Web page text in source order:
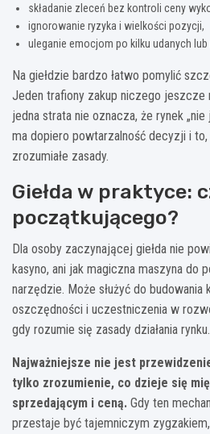
składanie zleceń bez kontroli ceny
ignorowanie ryzyka i wielkości pozycji,
uleganie emocjom po kilku udanych
Na giełdzie bardzo łatwo pomylić
Jeden trafiony zakup niczego jeszcze
jedna strata nie oznacza, że rynek
ma dopiero powtarzalność decyzji i
zrozumiałe zasady.
Giełda w praktyce:
początkującego?
Dla osoby zaczynającej giełda nie
kasyno, ani jak magiczna maszyna do
narzędzie. Może służyć do budowania
oszczędności i uczestniczenia w
gdy rozumie się zasady działania rynku.
Najważniejsze nie jest
tylko zrozumienie, co dzieje się
sprzedającym i ceną. Gdy ten
przestaje być tajemniczym